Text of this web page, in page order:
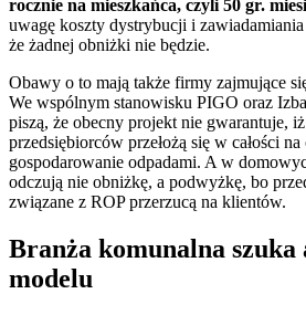
rocznie na mieszkańca, czyli 50 gr.
uwagę koszty dystrybucji i
że żadnej obniżki nie będzie.
Obawy o to mają także firmy zajmujące
We wspólnym stanowisku PIGO oraz
piszą, że obecny projekt nie gwarantuje,
przedsiębiorców przełożą się w całości na
gospodarowanie odpadami. A w
odczują nie obniżkę, a podwyżkę, bo
związane z ROP przerzucą na klientów.
Branża komunalna szuka
modelu